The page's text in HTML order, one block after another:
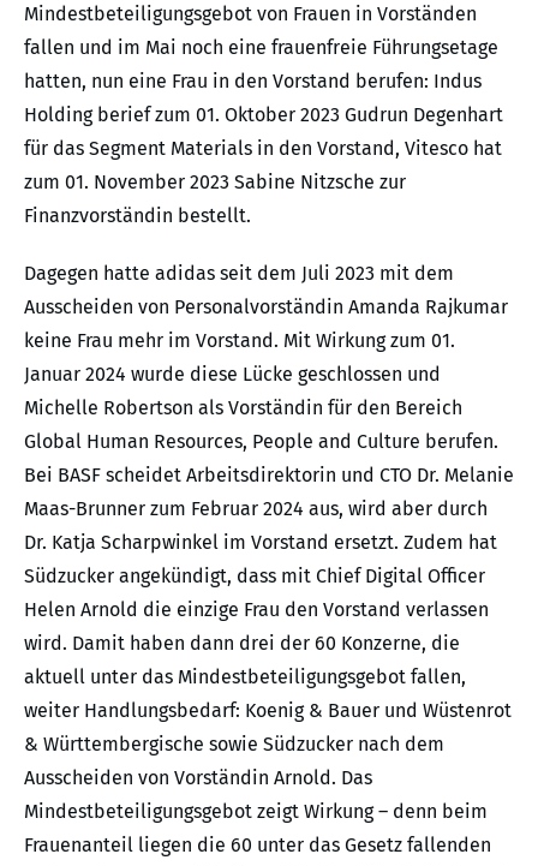
Mindestbeteiligungsgebot von Frauen in Vorständen
fallen und im Mai noch eine frauenfreie Führungsetage
hatten, nun eine Frau in den Vorstand berufen: Indus
Holding berief zum 01. Oktober 2023 Gudrun Degenhart
für das Segment Materials in den Vorstand, Vitesco hat
zum 01. November 2023 Sabine Nitzsche zur
Finanzvorständin bestellt.
Dagegen hatte adidas seit dem Juli 2023 mit dem
Ausscheiden von Personalvorständin Amanda Rajkumar
keine Frau mehr im Vorstand. Mit Wirkung zum 01.
Januar 2024 wurde diese Lücke geschlossen und
Michelle Robertson als Vorständin für den Bereich
Global Human Resources, People and Culture berufen.
Bei BASF scheidet Arbeitsdirektorin und CTO Dr. Melanie
Maas-Brunner zum Februar 2024 aus, wird aber durch
Dr. Katja Scharpwinkel im Vorstand ersetzt. Zudem hat
Südzucker angekündigt, dass mit Chief Digital Officer
Helen Arnold die einzige Frau den Vorstand verlassen
wird. Damit haben dann drei der 60 Konzerne, die
aktuell unter das Mindestbeteiligungsgebot fallen,
weiter Handlungsbedarf: Koenig & Bauer und Wüstenrot
& Württembergische sowie Südzucker nach dem
Ausscheiden von Vorständin Arnold. Das
Mindestbeteiligungsgebot zeigt Wirkung – denn beim
Frauenanteil liegen die 60 unter das Gesetz fallenden